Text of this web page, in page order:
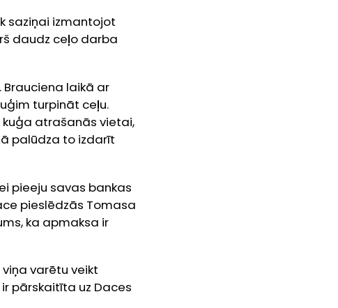
saziņai izmantojot
daudz ceļo darba
laikā ar
turpināt ceļu.
atrašanās vietai,
palūdza to izdarīt
pieeju savas bankas
pieslēdzās Tomasa
ka apmaksa ir
varētu veikt
pārskaitīta uz Daces